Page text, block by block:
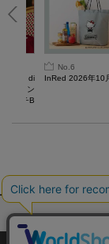
di
ティン
ポーチB
No.6
InRed 2026年10